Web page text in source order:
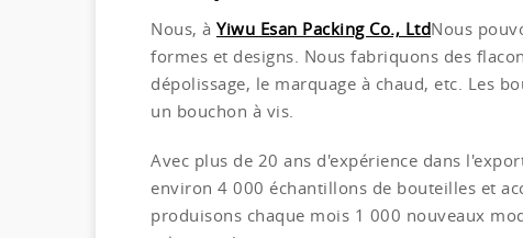
Nous, à Yiwu Esan Packing Co., LtdNous
formes et designs. Nous fabriquons des
dépolissage, le marquage à chaud, etc. Les
un bouchon à vis.
Avec plus de 20 ans d'expérience dans
environ 4 000 échantillons de bouteilles et
produisons chaque mois 1 000 nouveaux